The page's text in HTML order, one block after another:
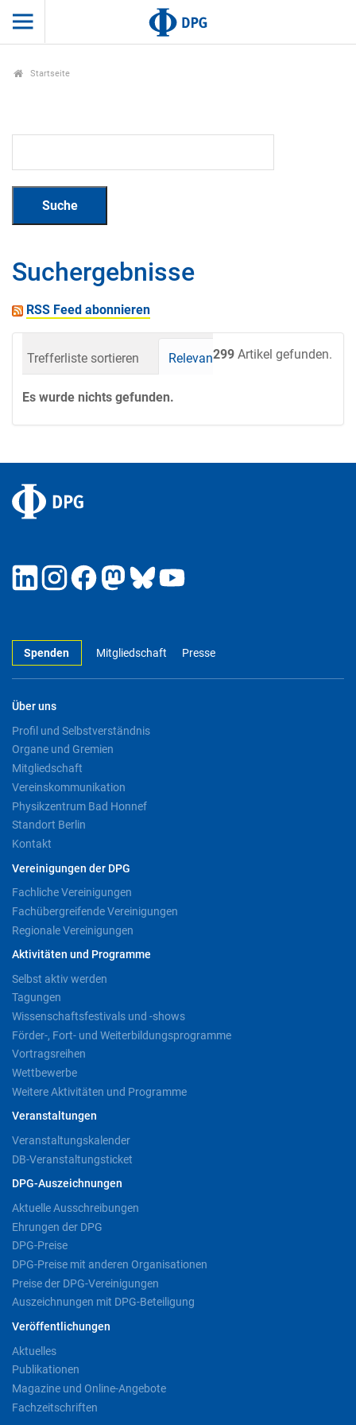
Startseite
Suchergebnisse
RSS Feed abonnieren
299 Artikel gefunden.
Trefferliste sortieren Relevanz Datum
Es wurde nichts gefunden.
Spenden Mitgliedschaft Presse
Über uns
Profil und Selbstverständnis
Organe und Gremien
Mitgliedschaft
Vereinskommunikation
Physikzentrum Bad Honnef
Standort Berlin
Kontakt
Vereinigungen der DPG
Fachliche Vereinigungen
Fachübergreifende Vereinigungen
Regionale Vereinigungen
Aktivitäten und Programme
Selbst aktiv werden
Tagungen
Wissenschaftsfestivals und -shows
Förder-, Fort- und Weiterbildungsprogramme
Vortragsreihen
Wettbewerbe
Weitere Aktivitäten und Programme
Veranstaltungen
Veranstaltungskalender
DB-Veranstaltungsticket
DPG-Auszeichnungen
Aktuelle Ausschreibungen
Ehrungen der DPG
DPG-Preise
DPG-Preise mit anderen Organisationen
Preise der DPG-Vereinigungen
Auszeichnungen mit DPG-Beteiligung
Veröffentlichungen
Aktuelles
Publikationen
Magazine und Online-Angebote
Fachzeitschriften